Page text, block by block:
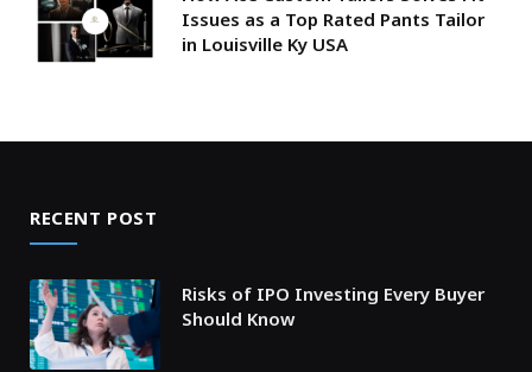
Issues as a Top Rated Pants Tailor
in Louisville Ky USA
RECENT POST
Risks of IPO Investing Every Buyer
Should Know